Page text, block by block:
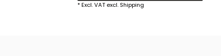
*Excl. VAT excl. Shipping